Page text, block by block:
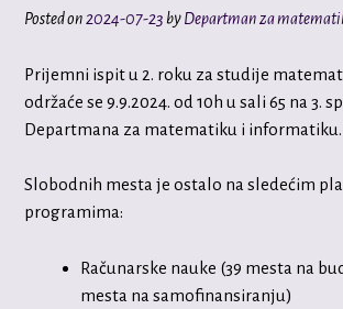
Posted on2024-07-23byDepartman za
Prijemni ispit u 2. roku za studije
održaće se 9.9.2024. od 10h u sali 65 na 3.
Departmana za matematiku i informatiku.
Slobodnih mesta je ostalo na sledećim
programima:
Računarske nauke (39 mesta na
mesta na samofinansiranju)